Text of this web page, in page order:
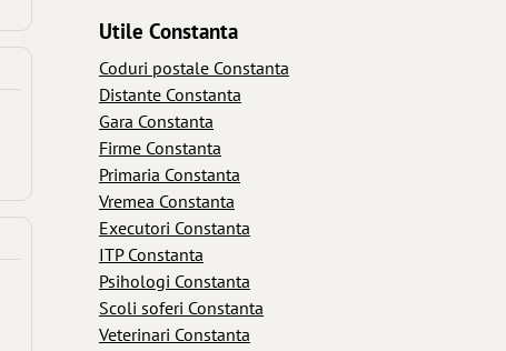
Utile Constanta
Coduri postale Constanta
Distante Constanta
Gara Constanta
Firme Constanta
Primaria Constanta
Vremea Constanta
Executori Constanta
ITP Constanta
Psihologi Constanta
Scoli soferi Constanta
Veterinari Constanta